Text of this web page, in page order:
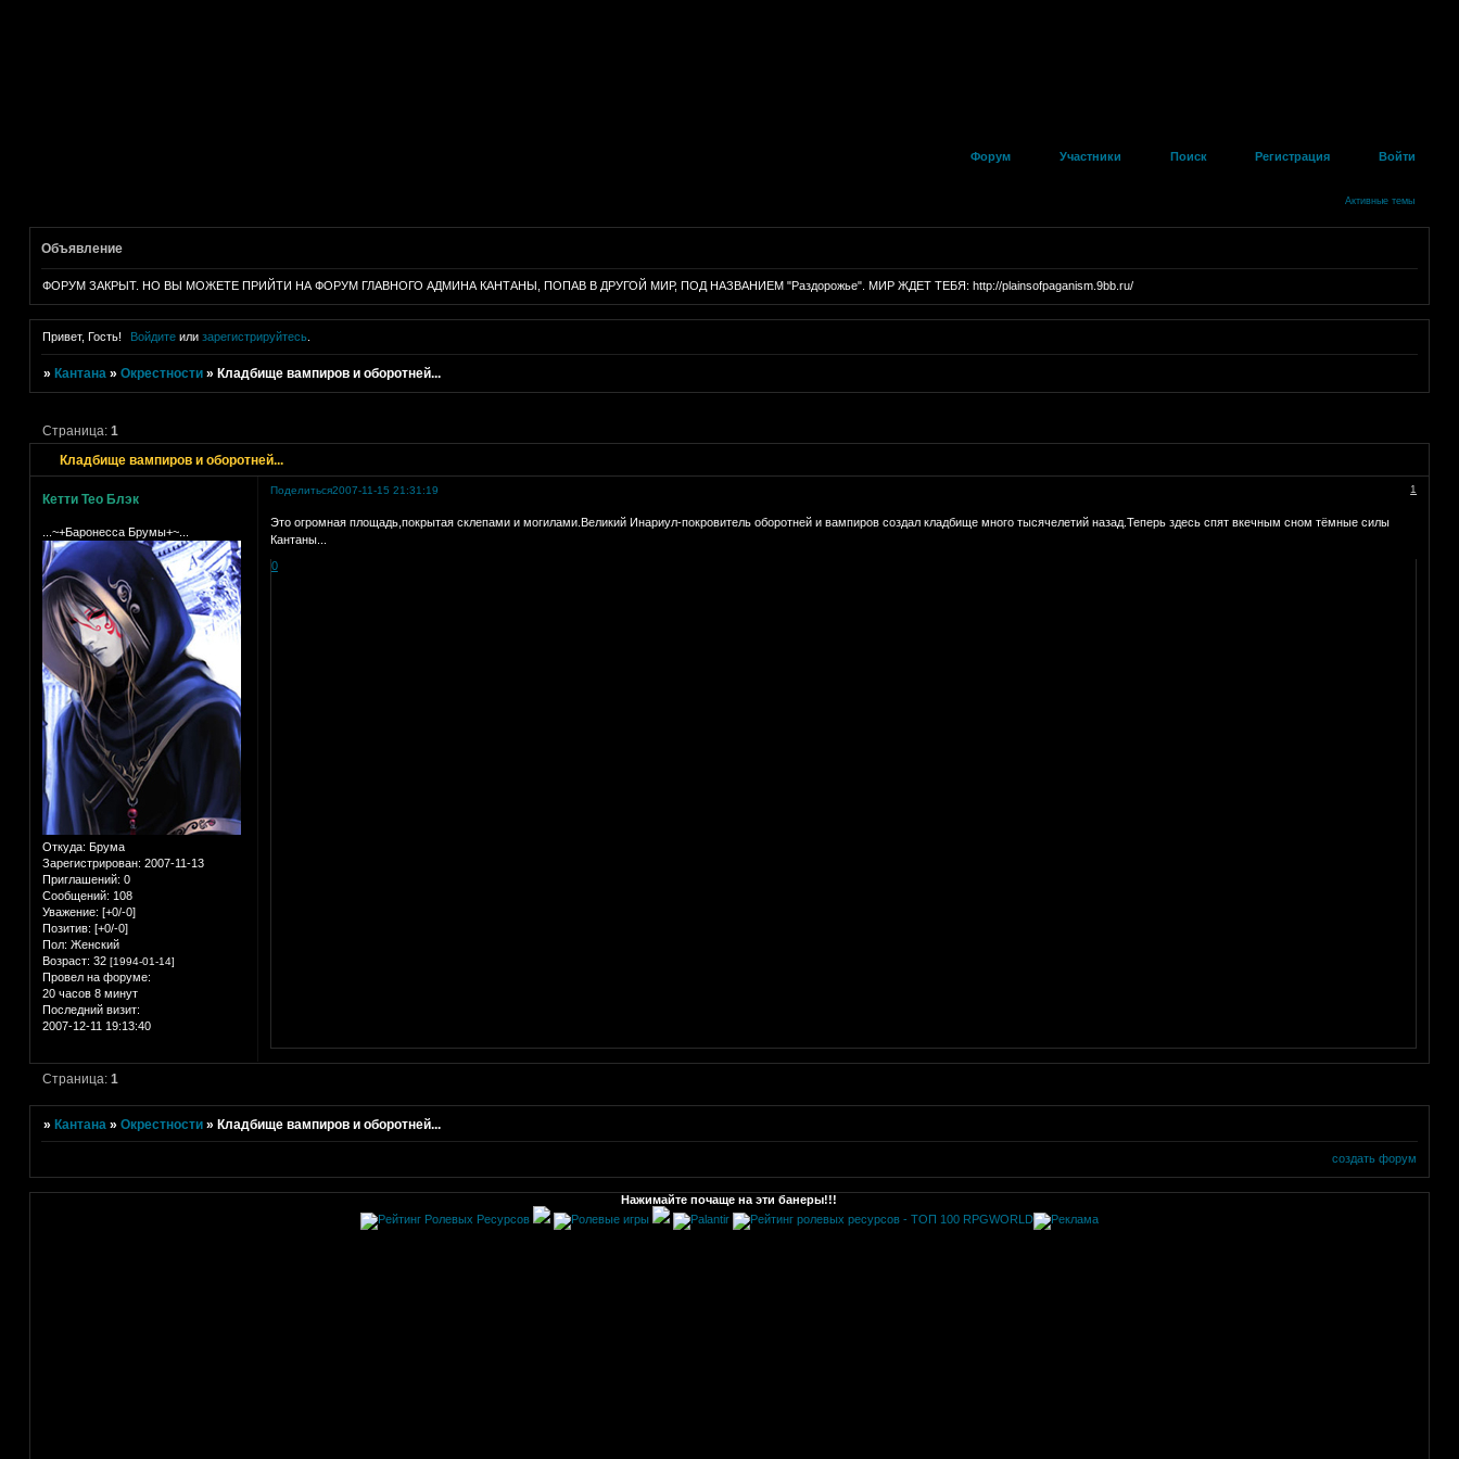
Форум Участники Поиск Регистрация Войти
Активные темы
Объявление
ФОРУМ ЗАКРЫТ. НО ВЫ МОЖЕТЕ ПРИЙТИ НА ФОРУМ ГЛАВНОГО АДМИНА КАНТАНЫ, ПОПАВ В ДРУГОЙ МИР, ПОД НАЗВАНИЕМ "Раздорожье". МИР ЖДЕТ ТЕБЯ: http://plainsofpaganism.9bb.ru/
Привет, Гость! Войдите илизарегистрируйтесь
» Кантана » Окрестности » Кладбище вампиров и оборотней...
Кладбище вампиров и оборотней...
Страница: 1
Поделиться 1
2007-11-15 21:31:19
Кетти Тео Блэк
...~+Баронесса Брумы+~...
Откуда: Брума
Зарегистрирован: 2007-11-13
Приглашений: 0
Сообщений: 108
Уважение: [+0/-0]
Позитив: [+0/-0]
Пол: Женский
Возраст: 32 [1994-01-14]
Провел на форуме:
20 часов 8 минут
Последний визит:
2007-12-11 19:13:40
Это огромная площадь,покрытая склепами и могилами.Великий Инариул-покровитель оборотней и вампиров создал кладбище много тысячелетий назад.Теперь здесь спят вкечным сном тёмные силы
Кантаны...
0
Страница: 1
» Кантана » Окрестности » Кладбище вампиров и оборотней...
создать форум
Нажимайте почаще на эти банеры!!!